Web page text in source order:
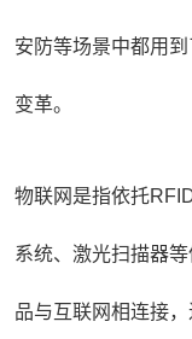
安防等场景中都用
变革。
物联网是指依托
系统、激光扫描器
品与互联网相连接